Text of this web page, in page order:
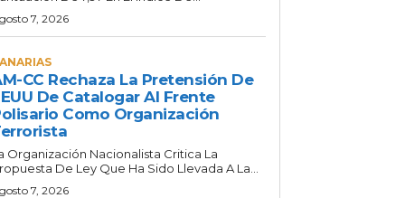
7, 2026
CC Rechaza La Pretensión De
De Catalogar Al Frente
Como Organización
Organización Nacionalista Critica La
De Ley Que Ha Sido Llevada A La...
7, 2026